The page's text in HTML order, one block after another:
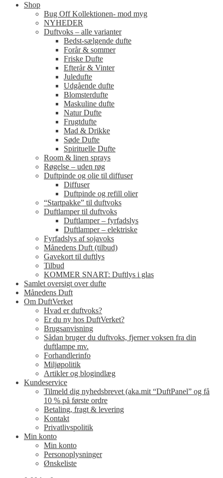
Shop
Bug Off Kollektionen- mod myg
NYHEDER
Duftvoks – alle varianter
Bedst-sælgende dufte
Forår & sommer
Friske Dufte
Efterår & Vinter
Juledufte
Udgående dufte
Blomsterdufte
Maskuline dufte
Natur Dufte
Frugtdufte
Mad & Drikke
Søde Dufte
Spirituelle Dufte
Room & linen sprays
Røgelse – uden røg
Duftpinde og olie til diffuser
Diffuser
Duftpinde og refill olier
“Startpakke” til duftvoks
Duftlamper til duftvoks
Duftlamper – fyrfadslys
Duftlamper – elektriske
Fyrfadslys af sojavoks
Månedens Duft (tilbud)
Gavekort til duftlys
Tilbud
KOMMER SNART: Duftlys i glas
Samlet oversigt over dufte
Månedens Duft
Om DuftVerket
Hvad er duftvoks?
Er du ny hos DuftVerket?
Brugsanvisning
Sådan bruger du duftvoks, fjerner voksen fra din
duftlampe mv.
Forhandlerinfo
Miljøpolitik
Artikler og blogindlæg
Kundeservice
Tilmeld dig nyhedsbrevet (aka.mit “DuftPanel” og få
10 % på første ordre
Betaling, fragt & levering
Kontakt
Privatlivspolitik
Min konto
Min konto
Personoplysninger
Ønskeliste